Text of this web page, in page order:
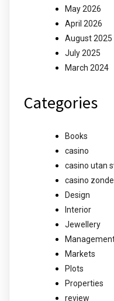
May 2026
April 2026
August 2025
July 2025
March 2024
Categories
Books
casino
casino utan
casino
Design
Interior
Jewellery
Markets
Plots
Properties
review